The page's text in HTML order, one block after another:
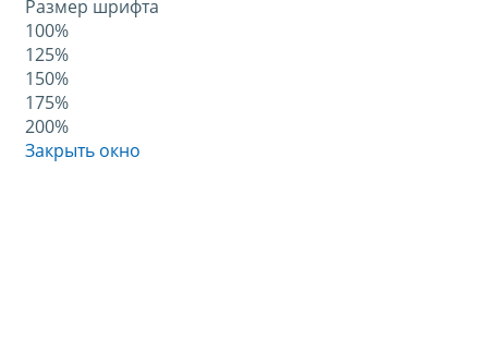
Размер шрифта
100%
125%
150%
175%
200%
Закрыть окно